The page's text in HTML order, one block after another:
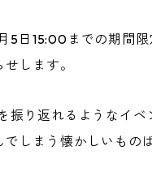
5日15:00までの期間
します。
振り返れるようなイ
でしまう懐かしいもの